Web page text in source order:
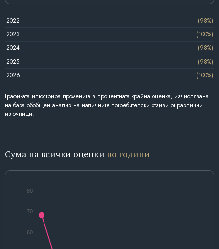
2022
(98%)
2023
(100%)
2024
(98%)
2025
(98%)
2026
(100%)
Графиката илюстрира промените в процентната крайна оценка, изчислявана
на база обобщен анализ на наличните потребителски отзиви от различни
източници.
Сума на всички оценки по години
60
70
80